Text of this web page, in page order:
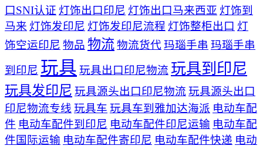
口SNI认证 灯饰出口印尼 灯饰出口马来西亚 灯饰到
马来 灯饰发印尼 灯饰发印尼流程 灯饰整柜出口 灯
饰空运印尼 物品 物流物流货代 玛瑙手串 玛瑙手串
到印尼 玩具 玩具出口印尼物流 玩具到印尼
玩具发印尼 玩具源头出口印尼物流 玩具源头出口
印尼物流专线 玩具车 玩具车到雅加达海派 电动车配
件 电动车配件到印尼 电动车配件印尼运输 电动车配
件国际运输 电动车配件寄印尼 电动车配件快递 电动